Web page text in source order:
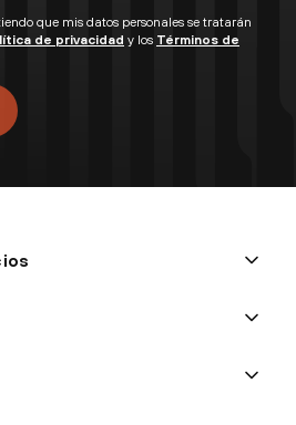
que mis datos personales se tratarán
de privacidad y los Términos de